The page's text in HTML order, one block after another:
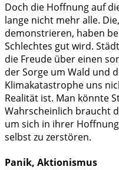
Doch die Hoffnung auf
lange nicht mehr alle.
demonstrieren, haben
Schlechtes gut wird.
die Freude über einen
der Sorge um Wald und
Klimakatastrophe uns
Realität ist. Man könnte
Wahrscheinlich braucht
um sich in ihrer
selbst zu zerstören.
Panik, Aktionismus